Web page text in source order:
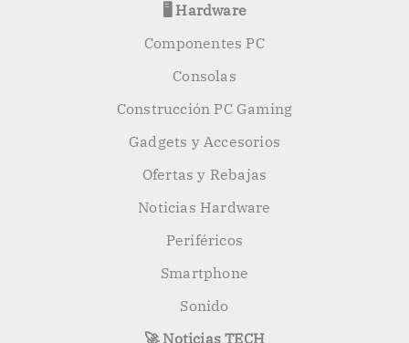
🖥️ Hardware
Componentes PC
Consolas
Construcción PC Gaming
Gadgets y Accesorios
Ofertas y Rebajas
Noticias Hardware
Periféricos
Smartphone
Sonido
🚀 Noticias TECH